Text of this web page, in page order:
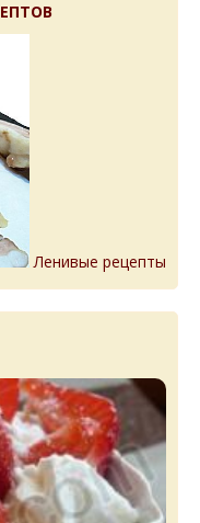
Ленивые рецепты